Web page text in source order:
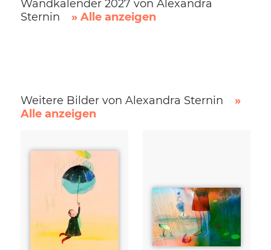
Wandkalender 2027 von Alexandra
Sternin
» Alle anzeigen
Weitere Bilder von Alexandra Sternin
»
Alle anzeigen